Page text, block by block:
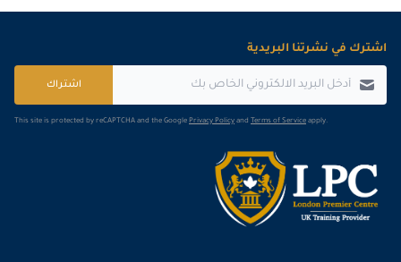
اشترك في نشرتنا البريدية
اشتراك
This site is protected by reCAPTCHA and the Google Privacy Policy and Terms of Service apply.